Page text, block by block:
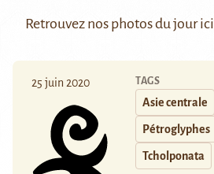
Retrouvez nos photos du jourici
25 juin 2020 TAGS
Asie centrale
Pétroglyphes
Tcholponata